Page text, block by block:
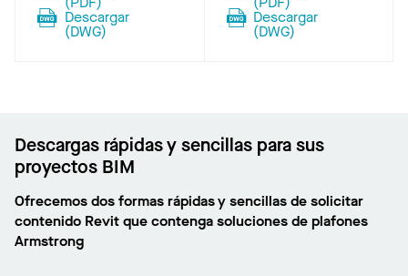
Descargar
(DWG)
Descargar
(DWG)
Descargas rápidas y sencillas para sus
proyectos BIM
Ofrecemos dos formas rápidas y sencillas de solicitar
contenido Revit que contenga soluciones de plafones
Armstrong